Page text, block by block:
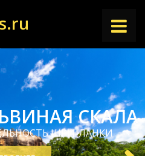
ГЛАВНАЯ
НАПРАВЛЕНИЯ
СТАТЬИ
СКАЛА
ШРИ-ЛАНКИ